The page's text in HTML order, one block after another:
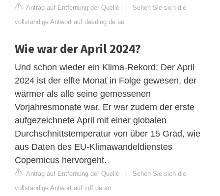
Antrag auf Entfernung der Quelle
Sehen Sie sich die
vollständige Antwort auf dasding.de an
Wie war der April 2024?
Und schon wieder ein Klima-Rekord: Der April
2024 ist der elfte Monat in Folge gewesen, der
wärmer als alle seine gemessenen
Vorjahresmonate war. Er war zudem der erste
aufgezeichnete April mit einer globalen
Durchschnittstemperatur von über 15 Grad, wie
aus Daten des EU-Klimawandeldienstes
Copernicus hervorgeht.
Antrag auf Entfernung der Quelle
Sehen Sie sich die
vollständige Antwort auf zdf.de an